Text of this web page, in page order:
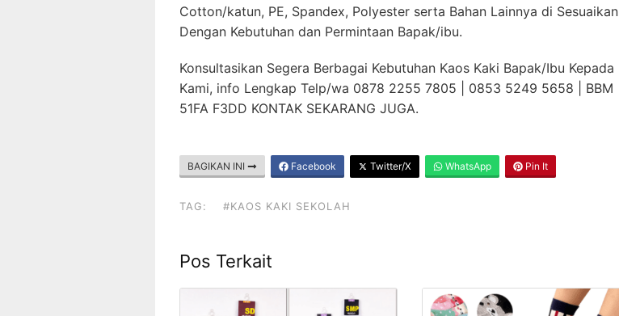
Cotton/katun, PE, Spandex, Polyester serta Bahan Lainnya di Sesuaikan
Dengan Kebutuhan dan Permintaan Bapak/ibu.
Konsultasikan Segera Berbagai Kebutuhan Kaos Kaki Bapak/Ibu Kepada
Kami, info Lengkap Telp/wa 0878 2255 7805 | 0853 5249 5658 | BBM
51FA F3DD KONTAK SEKARANG JUGA.
BAGIKAN INI Facebook Twitter/X WhatsApp Pin It
TAG: #KAOS KAKI SEKOLAH
Pos Terkait